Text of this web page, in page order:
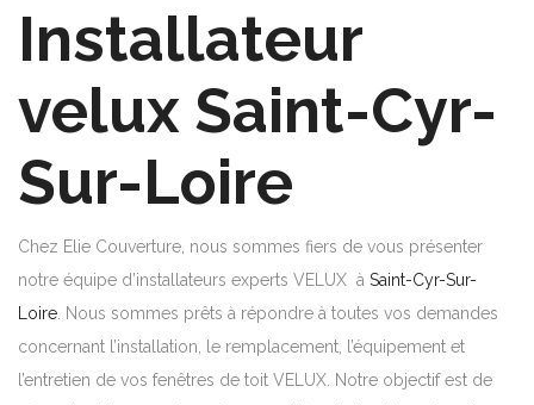
Installateur
velux Saint-Cyr-
Sur-Loire
Chez Elie Couverture, nous sommes fiers de vous présenter
notre équipe d’installateurs experts VELUX à Saint-Cyr-Sur-
Loire . Nous sommes prêts à répondre à toutes vos demandes
concernant l’installation, le remplacement, l’équipement et
l’entretien de vos fenêtres de toit VELUX. Notre objectif est de